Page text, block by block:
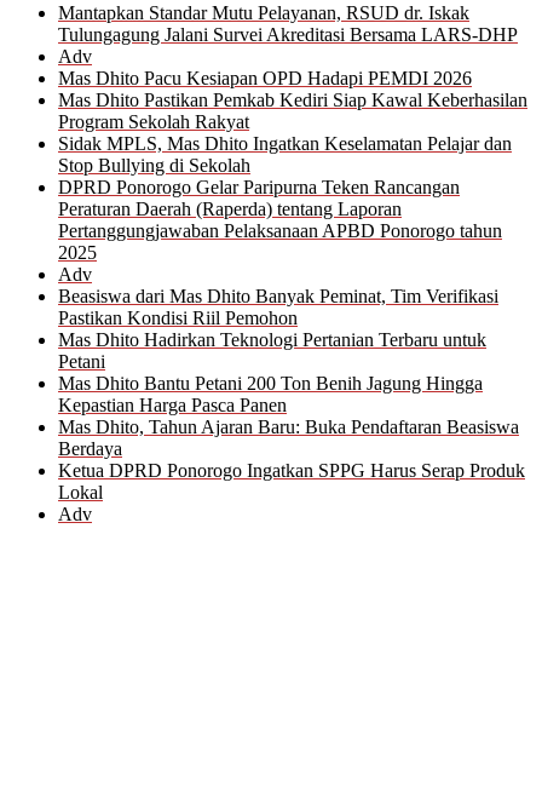
Mantapkan Standar Mutu Pelayanan, RSUD dr. Iskak
Tulungagung Jalani Survei Akreditasi Bersama LARS-DHP
Adv
Mas Dhito Pacu Kesiapan OPD Hadapi PEMDI 2026
Mas Dhito Pastikan Pemkab Kediri Siap Kawal Keberhasilan
Program Sekolah Rakyat
Sidak MPLS, Mas Dhito Ingatkan Keselamatan Pelajar dan
Stop Bullying di Sekolah
DPRD Ponorogo Gelar Paripurna Teken Rancangan
Peraturan Daerah (Raperda) tentang Laporan
Pertanggungjawaban Pelaksanaan APBD Ponorogo tahun
2025
Adv
Beasiswa dari Mas Dhito Banyak Peminat, Tim Verifikasi
Pastikan Kondisi Riil Pemohon
Mas Dhito Hadirkan Teknologi Pertanian Terbaru untuk
Petani
Mas Dhito Bantu Petani 200 Ton Benih Jagung Hingga
Kepastian Harga Pasca Panen
Mas Dhito, Tahun Ajaran Baru: Buka Pendaftaran Beasiswa
Berdaya
Ketua DPRD Ponorogo Ingatkan SPPG Harus Serap Produk
Lokal
Adv